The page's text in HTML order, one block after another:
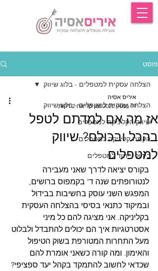
פוסט
הצלחה עסקית למטפלים - בלוג שיווק
שיווק הקליניקה למטפלים
הקמת קליניקה למטפלים
בידול וייחוד למטפלים
הצלחה עסקית למטפלים - בלוג שיווק
אז מה אם למדתם לטפל
בהכל ובכולם? שיווק
למטפלים
איריס אסיה
19 במאי 2020
זמן קריאה 2 דקות
בקורס יציאה לדרך שאני מעבירה
לנטורופתים שנה ד' בקמפוס ברושים,
המפגש השני עוסק בחשיבות בבידול
ובמיקוד כתנאי בסיסי בהצלחה העסקית
בקליניקה. אני מציגה להם כל מיני
אסטרטגיות איך הם יכולים להתבדל ולבלוט
מעל התחרות המטורפת בשוק הטיפול
והאימון. ומה קורה כשאני אומרת להם
שכדאי לחשוב להתמקד בקהל יעד ספציפי?